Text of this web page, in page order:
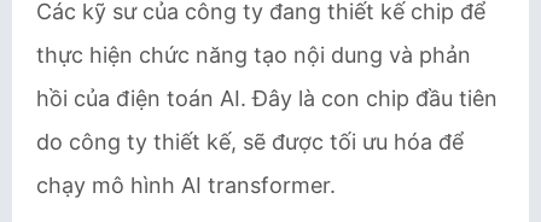
Các kỹ sư của công ty đang thiết kế chip để
thực hiện chức năng tạo nội dung và phản
hồi của điện toán AI. Đây là con chip đầu tiên
do công ty thiết kế, sẽ được tối ưu hóa để
chạy mô hình AI transformer.